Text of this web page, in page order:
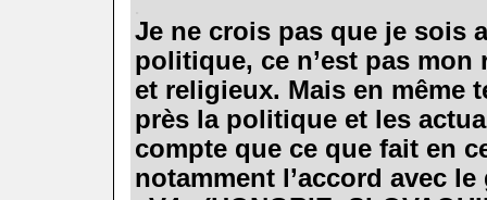
Je ne crois pas que je sois
politique, ce n’est pas mon
et religieux. Mais en même
près la politique et les
compte que ce que fait en
notamment l’accord avec